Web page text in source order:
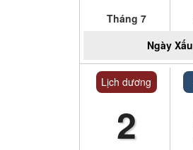
Tháng 7
Ngày Xấu
Lịch dương
2